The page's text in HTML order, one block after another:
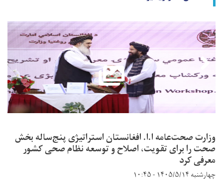
وزارت صحت‌عامه ا.ا. افغانستان استراتیژی پنج‌ساله بخش
صحت را برای تقویت، اصلاح و توسعه نظام صحی کشور
معرفی کرد
چهارشنبه ۱۴۰۵/۵/۱۴ - ۱۰:۴۵